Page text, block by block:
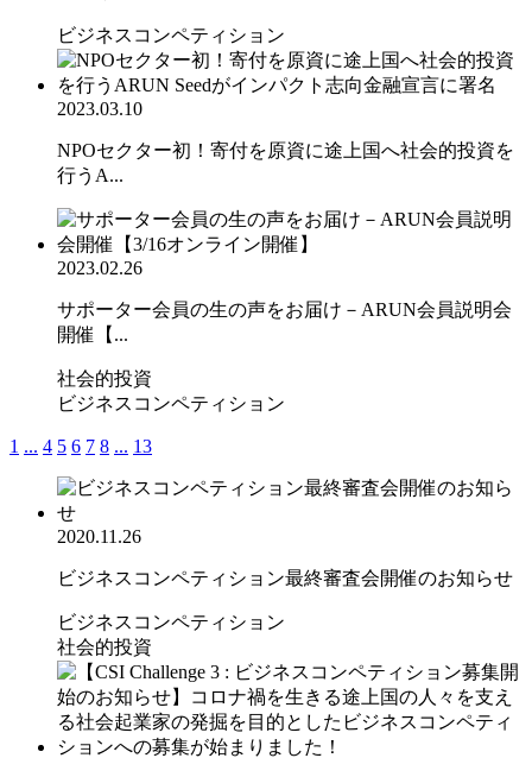
ビジネスコンペティション
2023.03.10
NPOセクター初！寄付を原資に途上国へ社会的投資を
行うA...
2023.02.26
サポーター会員の生の声をお届け－ARUN会員説明会
開催【...
社会的投資
ビジネスコンペティション
1 ... 4 5 6 7 8 ... 13
2020.11.26
ビジネスコンペティション最終審査会開催のお知らせ
ビジネスコンペティション
社会的投資